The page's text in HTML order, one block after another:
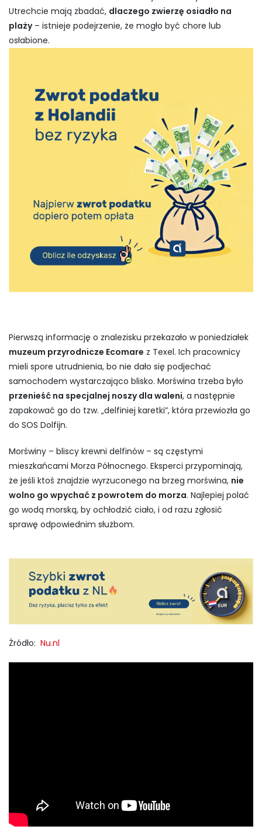
Utrechcie mają zbadać, dlaczego zwierzę osiadło na
plaży– istnieje podejrzenie, że mogło być chore lub
osłabione.
Pierwszą informację o znalezisku przekazało w poniedziałek
muzeum przyrodnicze Ecomare z Texel. Ich pracownicy
mieli spore utrudnienia, bo nie dało się podjechać
samochodem wystarczająco blisko. Morświna trzeba było
przenieść na specjalnej noszy dla waleni, a następnie
zapakować go do tzw. „delfiniej karetki”, która przewiozła go
do SOS Dolfijn.
Morświny – bliscy krewni delfinów – są częstymi
mieszkańcami Morza Północnego. Eksperci przypominają,
że jeśli ktoś znajdzie wyrzuconego na brzeg morświna, nie
wolno go wpychać z powrotem do morza. Najlepiej polać
go wodą morską, by ochłodzić ciało, i od razu zgłosić
sprawę odpowiednim służbom.
Źródło: Nu.nl